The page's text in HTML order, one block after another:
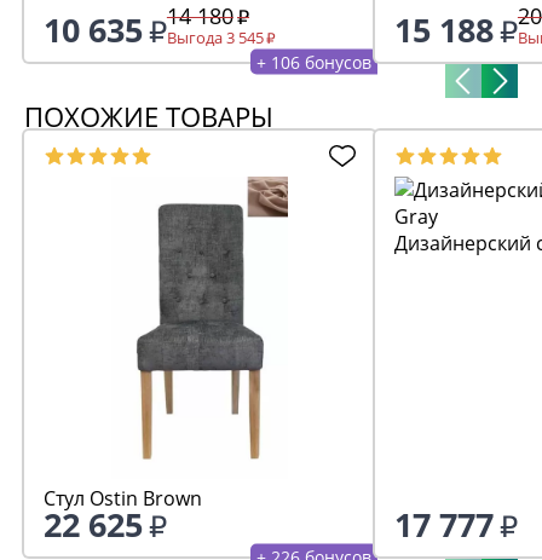
10 635 14 180
Выгода 3 545
+ 106 бонусов
15 188
ПОХОЖИЕ ТОВАРЫ
Стул Ostin Brown
22 625
Дизайнерский
17 777